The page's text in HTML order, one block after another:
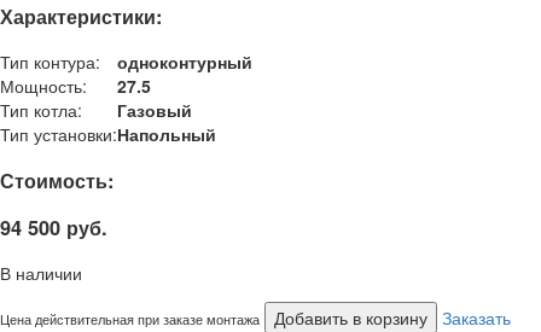
Характеристики:
Тип контура:
одноконтурный
Мощность:
27.5
Тип котла:
Газовый
Тип установки:Напольный
Стоимость:
94 500 руб.
В наличии
Цена действительная при заказе монтажа Добавить в корзину Заказать